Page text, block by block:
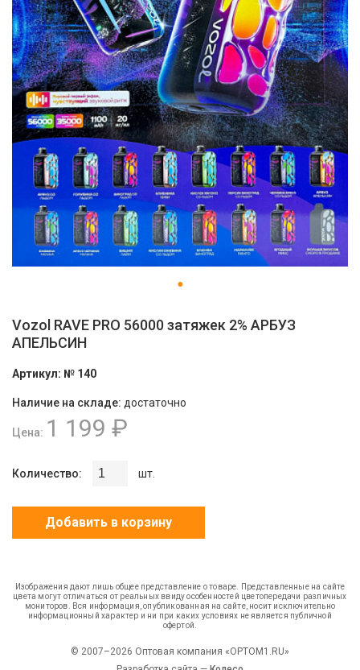
Vozol RAVE PRO 56000 затяжек 2% АРБУЗ
АПЕЛЬСИН
Артикул: № 140
Наличие на складе: достаточно
Цена: 1 199 ₽
Количество: шт.
Добавить в корзину
Изображения дают лишь общее представление о товаре. Представленные на сайте
цвета могут отличаться от реальных ввиду особенностей цветопередачи различных
мониторов. Вся информация, опубликованная на сайте, носит исключительно
информационный характер и ни при каких условиях не является публичной
офертой.
© 2007–2026 Оптовая компания «OPTOM1.RU»